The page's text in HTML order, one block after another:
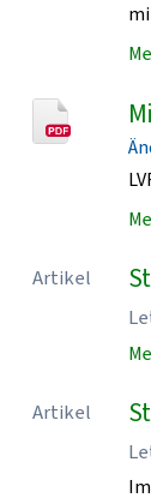
Artikel
Artikel